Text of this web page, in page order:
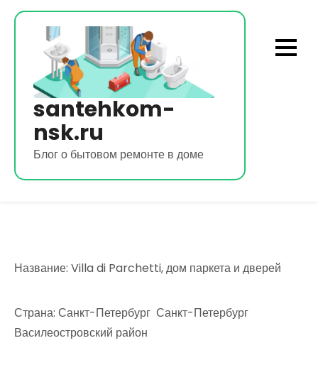
Перейти
содержимому
santehkom-
nsk.ru
Блог о бытовом ремонте в доме
Название: Villa di Parchetti, дом паркета и дверей
Страна: Санкт-Петербург Санкт-Петербург
Василеостровский район